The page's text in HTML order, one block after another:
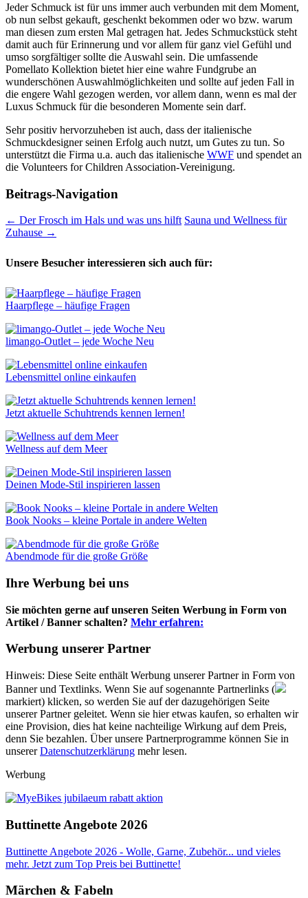
Jeder Schmuck ist für uns immer auch verbunden mit dem Moment,
ob nun selbst gekauft, geschenkt bekommen oder wo bzw. warum
man diesen zum ersten Mal getragen hat. Jedes Schmuckstück steht
damit auch für Erinnerung und vor allem für ganz viel Gefühl und
umso sorgfältiger sollte die Auswahl sein. Die umfassende
Pomellato Kollektion bietet hier eine wahre Fundgrube an
wunderschönen Auswahlmöglichkeiten und sollte auf jeden Fall in
die engere Wahl gezogen werden, vor allem dann, wenn es mal der
Luxus Schmuck für die besonderen Momente sein darf.
Sehr positiv hervorzuheben ist auch, dass der italienische
Schmuckdesigner seinen Erfolg auch nutzt, um Gutes zu tun. So
unterstützt die Firma u.a. auch das italienische WWF und spendet an
die Volunteers for Children Association-Vereinigung.
Beitrags-Navigation
← Der Frosch im Hals und was uns hilft Sauna und Wellness für
Zuhause →
Unsere Besucher interessieren sich auch für:
Haarpflege – häufige Fragen
limango-Outlet – jede Woche Neu
Lebensmittel online einkaufen
Jetzt aktuelle Schuhtrends kennen lernen!
Wellness auf dem Meer
Deinen Mode-Stil inspirieren lassen
Book Nooks – kleine Portale in andere Welten
Abendmode für die große Größe
Ihre Werbung bei uns
Sie möchten gerne auf unseren Seiten Werbung in Form von
Artikel / Banner schalten? Mehr erfahren:
Werbung unserer Partner
Hinweis: Diese Seite enthält Werbung unserer Partner in Form von
Banner und Textlinks. Wenn Sie auf sogenannte Partnerlinks (
markiert) klicken, so werden Sie auf der dazugehörigen Seite
unserer Partner geleitet. Wenn sie hier etwas kaufen, so erhalten wir
eine Provision, dies hat keine nachteilige Wirkung auf dem Preis,
denn Sie bezahlen. Über unsere Partnerprogramme können Sie in
unsererDatenschutzerklärung mehr lesen.
Werbung
Buttinette Angebote 2026
Buttinette Angebote 2026 - Wolle, Garne, Zubehör... und vieles
mehr. Jetzt zum Top Preis bei Buttinette!
Märchen & Fabeln